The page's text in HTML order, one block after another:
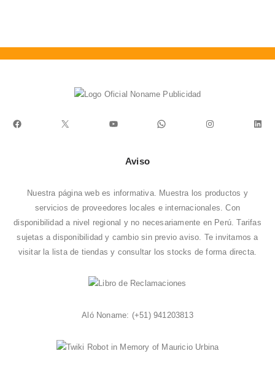
Facebook X YouTube WhatsApp Instagram
Aviso
Nuestra página web es informativa. Muestra los productos y
servicios de proveedores locales e internacionales. Con
disponibilidad a nivel regional y no necesariamente en Perú. Tarifas
sujetas a disponibilidad y cambio sin previo aviso. Te invitamos a
visitar la lista de tiendas y consultar los stocks de forma directa.
Aló Noname: (+51) 941203813